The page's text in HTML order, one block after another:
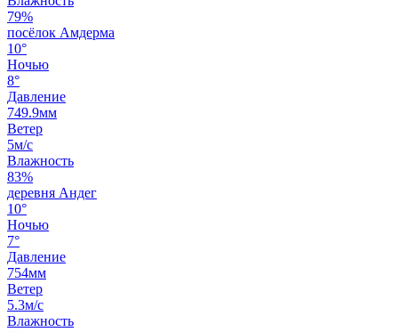
79%
посёлок Амдерма
10°
Ночью
8°
Давление
749.9мм
Ветер
5м/с
Влажность
83%
деревня Андег
10°
Ночью
7°
Давление
754мм
Ветер
5.3м/с
Влажность